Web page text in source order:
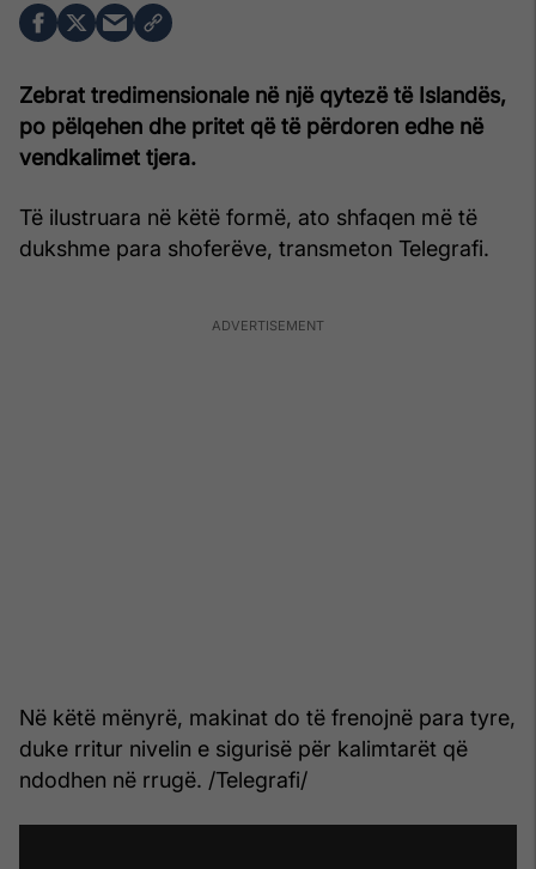
Zebrat tredimensionale në një qytezë të Islandës,
po pëlqehen dhe pritet që të përdoren edhe në
vendkalimet tjera.
Të ilustruara në këtë formë, ato shfaqen më të
dukshme para shoferëve, transmeton Telegrafi.
Në këtë mënyrë, makinat do të frenojnë para tyre,
duke rritur nivelin e sigurisë për kalimtarët që
ndodhen në rrugë. /Telegrafi/